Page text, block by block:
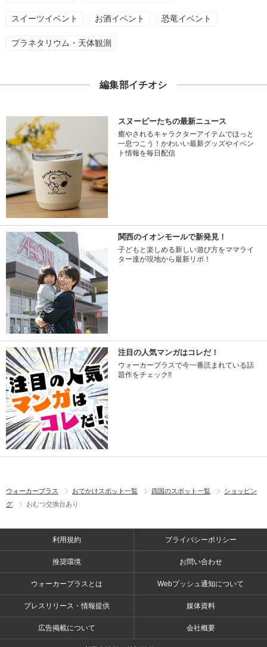
スイーツイベント お酒イベント 恐竜イベント
プラネタリウム・天体観測
編集部イチオシ
スヌーピーたちの最新ニュース
癒やされるキャラクターアイテムでほっと
一息つこう！かわいい最新グッズやイベン
ト情報を毎日配信
関西のイオンモールで新発見！
子どもと楽しめる新しい遊び方をママライ
ター達が現地から最新リポ！
注目の人気マンガはコレだ！
ウォーカープラスで今一番読まれている話
題作をチェック!!
ウォーカープラス おでかけスポット一覧 四国のスポット一覧
ショッピン
グ
おむつ交換台あり
利用規約 プライバシーポリシー
推奨環境 お問い合わせ
ウォーカープラスとは Webプッシュ通知について
プレスリリース・情報提供 媒体資料
広告掲載について 会社概要